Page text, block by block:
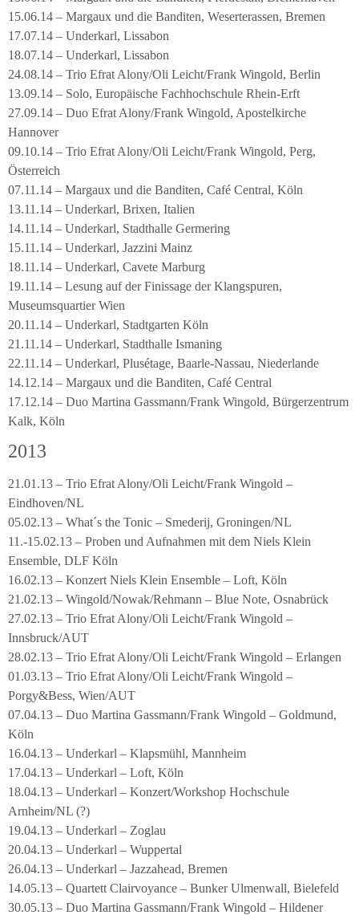
15.06.14 – Margaux und die Banditen, Weserterassen, Bremen
17.07.14 – Underkarl, Lissabon
18.07.14 – Underkarl, Lissabon
24.08.14 – Trio Efrat Alony/Oli Leicht/Frank Wingold, Berlin
13.09.14 – Solo, Europäische Fachhochschule Rhein-Erft
27.09.14 – Duo Efrat Alony/Frank Wingold, Apostelkirche
Hannover
09.10.14 – Trio Efrat Alony/Oli Leicht/Frank Wingold, Perg,
Österreich
07.11.14 – Margaux und die Banditen, Café Central, Köln
13.11.14 – Underkarl, Brixen, Italien
14.11.14 – Underkarl, Stadthalle Germering
15.11.14 – Underkarl, Jazzini Mainz
18.11.14 – Underkarl, Cavete Marburg
19.11.14 – Lesung auf der Finissage der Klangspuren,
Museumsquartier Wien
20.11.14 – Underkarl, Stadtgarten Köln
21.11.14 – Underkarl, Stadthalle Ismaning
22.11.14 – Underkarl, Plusétage, Baarle-Nassau, Niederlande
14.12.14 – Margaux und die Banditen, Café Central
17.12.14 – Duo Martina Gassmann/Frank Wingold, Bürgerzentrum
Kalk, Köln
2013
21.01.13 – Trio Efrat Alony/Oli Leicht/Frank Wingold –
Eindhoven/NL
05.02.13 – What´s the Tonic – Smederij, Groningen/NL
11.-15.02.13 – Proben und Aufnahmen mit dem Niels Klein
Ensemble, DLF Köln
16.02.13 – Konzert Niels Klein Ensemble – Loft, Köln
21.02.13 – Wingold/Nowak/Rehmann – Blue Note, Osnabrück
27.02.13 – Trio Efrat Alony/Oli Leicht/Frank Wingold –
Innsbruck/AUT
28.02.13 – Trio Efrat Alony/Oli Leicht/Frank Wingold – Erlangen
01.03.13 – Trio Efrat Alony/Oli Leicht/Frank Wingold –
Porgy&Bess, Wien/AUT
07.04.13 – Duo Martina Gassmann/Frank Wingold – Goldmund,
Köln
16.04.13 – Underkarl – Klapsmühl, Mannheim
17.04.13 – Underkarl – Loft, Köln
18.04.13 – Underkarl – Konzert/Workshop Hochschule
Arnheim/NL (?)
19.04.13 – Underkarl – Zoglau
20.04.13 – Underkarl – Wuppertal
26.04.13 – Underkarl – Jazzahead, Bremen
14.05.13 – Quartett Clairvoyance – Bunker Ulmenwall, Bielefeld
30.05.13 – Duo Martina Gassmann/Frank Wingold – Hildener